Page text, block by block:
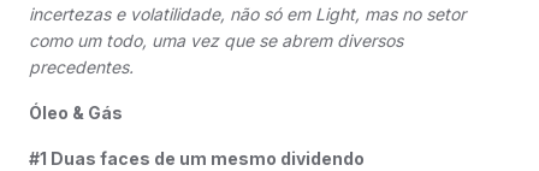
incertezas e volatilidade, não só em Light, mas no setor
como um todo, uma vez que se abrem diversos
precedentes.
Óleo & Gás
#1 Duas faces de um mesmo dividendo